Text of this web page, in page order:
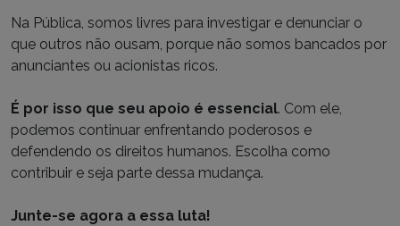
Na Pública, somos livres para investigar e denunciar o
que outros não ousam, porque não somos bancados por
anunciantes ou acionistas ricos.
É por isso que seu apoio é essencial. Com ele,
podemos continuar enfrentando poderosos e
defendendo os direitos humanos. Escolha como
contribuir e seja parte dessa mudança.
Junte-se agora a essa luta!